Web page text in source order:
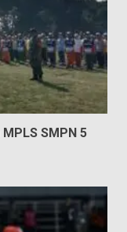
SMPN 5